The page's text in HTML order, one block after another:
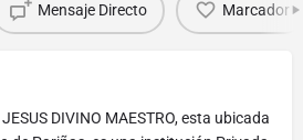
Mensaje Directo Marcador
DIVINO MAESTRO, esta ubicada